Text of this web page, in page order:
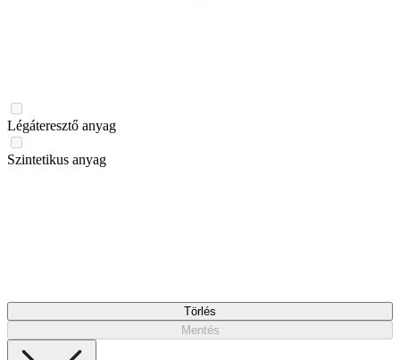
Légáteresztő anyag
Szintetikus anyag
Törlés
Mentés